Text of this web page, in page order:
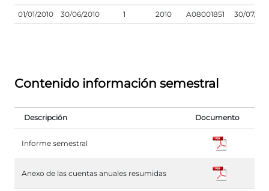
01/01/2010 30/06/2010 1 2010 A08001851 30/07/
Contenido información semestral
Descripción Documento
Informe semestral
Anexo de las cuentas anuales resumidas